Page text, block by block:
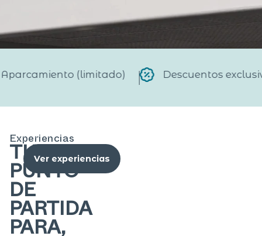
Descuentos exclusivos Beneficios por
Experiencias
TU
PUNTO
DE
PARTIDA
PARA,
Ver experiencias